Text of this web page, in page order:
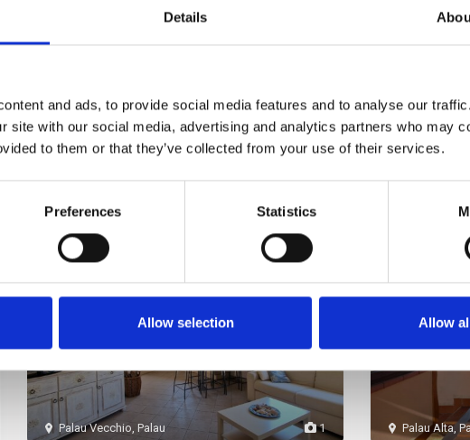
Details
and ads, to provide social media features and to analyse our
site with our social media, advertising and analytics partners who may
to them or that they’ve collected from your use of their services.
Preferences Statistics
Allow selection Allow
Appartement sur deux niveaux dans la résidence
Tanca Manna, situé dans une position straté...
Appeler Adresse email
Appartement
deux‑pièces
1
Palau Vecchio, Palau Palau Alta,